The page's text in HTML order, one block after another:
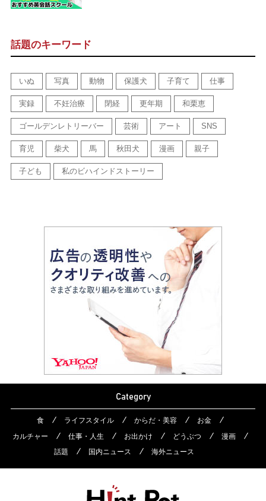
話題のキーワード
いぬ 写真 動物 保護犬 子育て 仕事
実録 不妊治療 閉経 更年期 和栗恵
ゴールデンレトリーバー 芸術 アート SNS
育児 柴犬 馬 秋田犬 漫画 親子
子ども 私のビハインドストーリー
Category
食 ライフスタイル からだ・美容
お金
カルチャー
仕事・人生 お出かけ どうぶつ
漫画
話題
国内ニュース 海外ニュース